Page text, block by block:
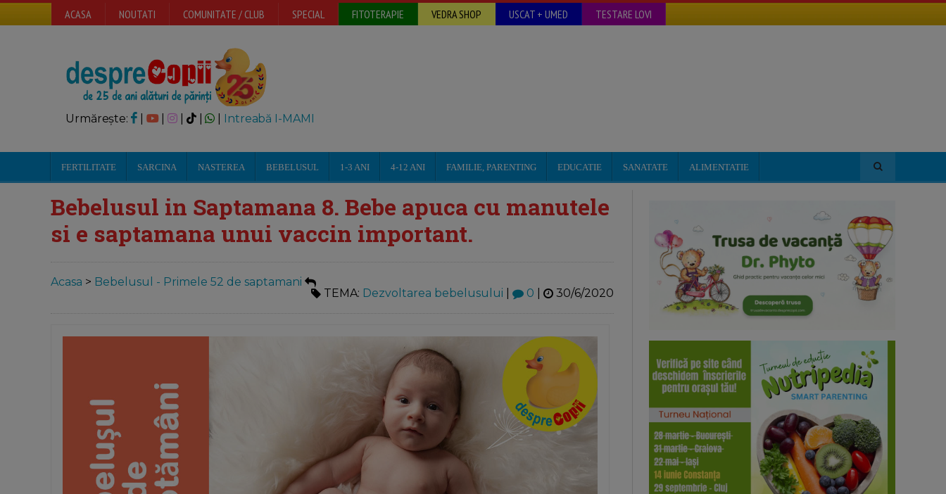
ACASA NOUTATI COMUNITATE / CLUB SPECIAL FITOTERAPIE VEDRA SHOP USCAT + UMED TESTARE LOVI
Urmărește: | | Intreabă I-MAMI
FERTILITATE SARCINA NASTEREA BEBELUSUL 1-3 ANI 4-12 ANI FAMILIE, PARENTING EDUCATIE SANATATE ALIMENTATIE
Bebelusul in Saptamana 8. Bebe apuca cu manutele
si e saptamana unui vaccin important.
Acasa > Bebelusul - Primele 52 de saptamani
TEMA: Dezvoltarea bebelusului 0 30/6/2020